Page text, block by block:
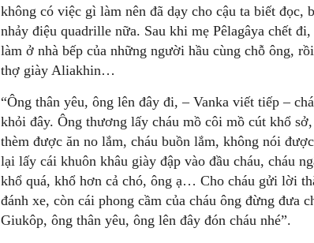
không có việc gì làm nên đã dạy cho cậu ta biết đọc,
nhảy điệu quadrille nữa. Sau khi mẹ Pêlagâya chết
làm ở nhà bếp của những người hầu cùng chỗ ông,
thợ giày Aliakhin…
“Ông thân yêu, ông lên đây đi, – Vanka viết tiếp –
khỏi đây. Ông thương lấy cháu mồ côi mồ cút khổ
thèm được ăn no lắm, cháu buồn lắm, không nói
lại lấy cái khuôn khâu giày đập vào đầu cháu, cháu
khổ quá, khổ hơn cả chó, ông ạ… Cho cháu gửi lời
đánh xe, còn cái phong cầm của cháu ông đừng đưa
Giukôp, ông thân yêu, ông lên đây đón cháu nhé”.